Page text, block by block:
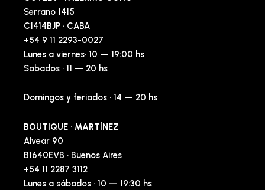
Serrano 1415
C1414BJP · CABA
+54 9 11 2293-0027
Lunes a viernes· 10 — 19:00 hs
Sabados · 11 — 20 hs
Domingos y feriados · 14 — 20 hs
BOUTIQUE · MARTÍNEZ
Alvear 90
B1640EVB · Buenos Aires
+54 11 2287 3112
Lunes a sábados · 10 — 19:30 hs